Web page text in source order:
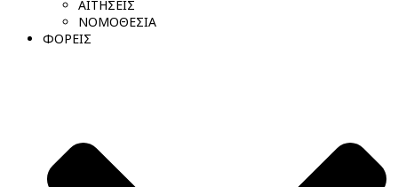
ΑΙΤΗΣΕΙΣ
ΝΟΜΟΘΕΣΙΑ
ΦΟΡΕΙΣ